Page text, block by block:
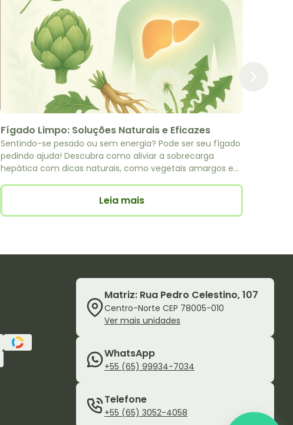
Fígado Limpo: Soluções Naturais e Eficazes
Sentindo-se pesado ou sem energia? Pode ser seu fígado
pedindo ajuda! Descubra como aliviar a sobrecarga
hepática com dicas naturais, como vegetais amargos e
VitaShot que apoiam a desintoxicação e regeneração do
Leia mais
Matriz: Rua Pedro Celestino, 107
Centro-Norte CEP 78005-010
Ver mais unidades
WhatsApp
+55 (65) 99934-7034
Telefone
+55 (65) 3052-4058